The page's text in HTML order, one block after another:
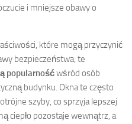
i mniejsze obawy o
które mogą przyczynić
bezpieczeństwa, te
popularnośćwśród osób
budynku. Okna te często
szyby, co sprzyja lepszej
ciepło pozostaje wewnątrz, a